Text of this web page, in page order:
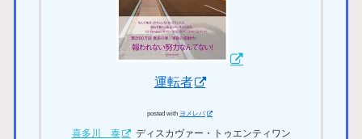
運転者
posted with ヨメレバ
喜多川 泰
ディスカヴァー・トゥエンティワン